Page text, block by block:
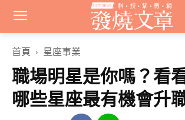
首頁 星座事業
職場明星是你嗎？看
哪些星座最有機會升